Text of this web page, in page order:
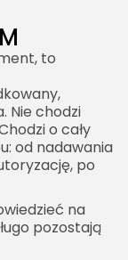
to
Nie chodzi
o cały
od nadawania
po
na
pozostają